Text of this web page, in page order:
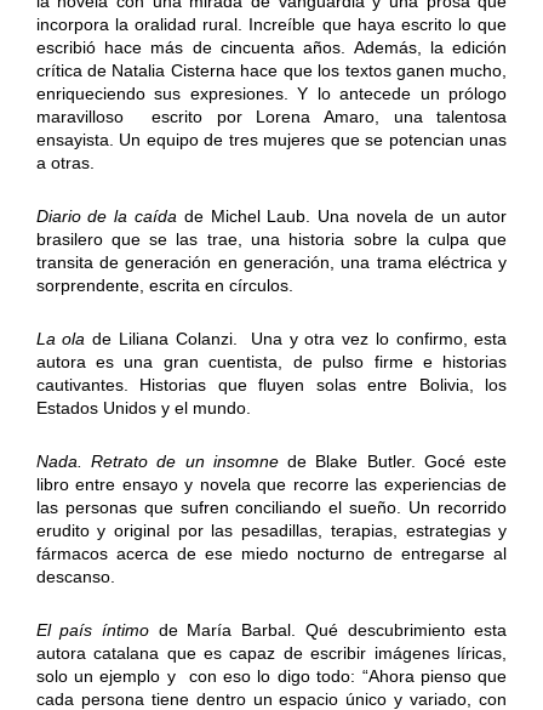
incorpora la oralidad rural. Increíble que haya escrito lo que
escribió hace más de cincuenta años. Además, la edición
crítica de Natalia Cisterna hace que los textos ganen mucho,
enriqueciendo sus expresiones. Y lo antecede un prólogo
maravilloso escrito por Lorena Amaro, una talentosa
ensayista. Un equipo de tres mujeres que se potencian unas
a otras.
Diario de la caída de Michel Laub. Una novela de un autor
brasilero que se las trae, una historia sobre la culpa que
transita de generación en generación, una trama eléctrica y
sorprendente, escrita en círculos.
La ola de Liliana Colanzi. Una y otra vez lo confirmo, esta
autora es una gran cuentista, de pulso firme e historias
cautivantes. Historias que fluyen solas entre Bolivia, los
Estados Unidos y el mundo.
Nada. Retrato de un insomnede Blake Butler. Gocé este
libro entre ensayo y novela que recorre las experiencias de
las personas que sufren conciliando el sueño. Un recorrido
erudito y original por las pesadillas, terapias, estrategias y
fármacos acerca de ese miedo nocturno de entregarse al
descanso.
El país íntimo de María Barbal. Qué descubrimiento esta
autora catalana que es capaz de escribir imágenes líricas,
solo un ejemplo y con eso lo digo todo: “Ahora pienso que
cada persona tiene dentro un espacio único y variado, con